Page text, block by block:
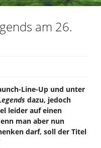
am 26.
Line-Up und unter
dazu, jedoch
leider auf einen
man aber nun
darf, soll der Titel